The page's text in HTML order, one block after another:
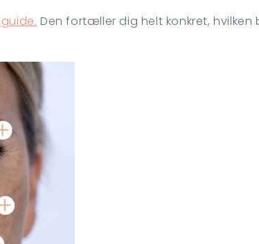
Den fortæller dig helt konkret,